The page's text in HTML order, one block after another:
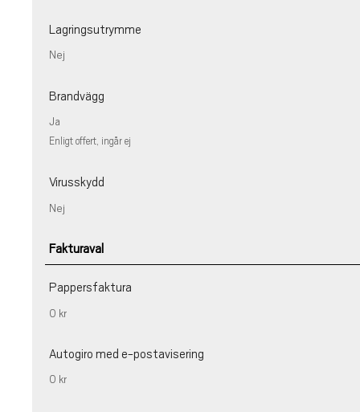
Lagringsutrymme
Nej
Brandvägg
Ja
Enligt offert, ingår ej
Virusskydd
Nej
Fakturaval
Pappersfaktura
0 kr
Autogiro med e-postavisering
0 kr